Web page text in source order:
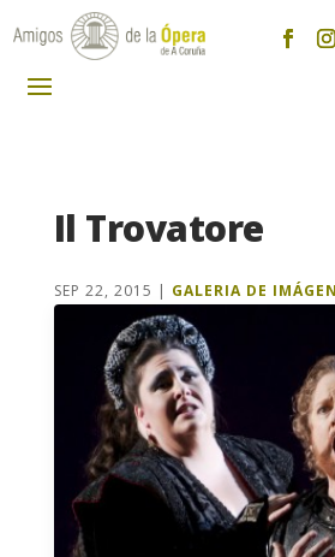
Il Trovatore
SEP 22, 2015 | GALERIA DE